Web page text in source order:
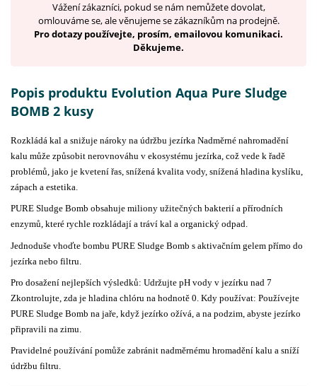
Vážení zákazníci, pokud se nám nemůžete dovolat,
omlouváme se, ale věnujeme se zákazníkům na prodejně.
Pro dotazy používejte, prosím, emailovou komunikaci.
Děkujeme.
Popis produktu Evolution Aqua Pure Sludge
BOMB 2 kusy
Rozkládá kal a snižuje nároky na údržbu jezírka Nadměrné nahromadění
kalu může způsobit nerovnováhu v ekosystému jezírka, což vede k řadě
problémů, jako je kvetení řas, snížená kvalita vody, snížená hladina kyslíku,
zápach a estetika.
PURE Sludge Bomb obsahuje miliony užitečných bakterií a přírodních
enzymů, které rychle rozkládají a tráví kal a organický odpad.
Jednoduše vhoďte bombu PURE Sludge Bomb s aktivačním gelem přímo do
jezírka nebo filtru.
Pro dosažení nejlepších výsledků: Udržujte pH vody v jezírku nad 7
Zkontrolujte, zda je hladina chlóru na hodnotě 0. Kdy používat: Používejte
PURE Sludge Bomb na jaře, když jezírko ožívá, a na podzim, abyste jezírko
připravili na zimu.
Pravidelné používání pomůže zabránit nadměrnému hromadění kalu a sníží
údržbu filtru.